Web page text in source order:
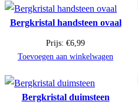
Bergkristal handsteen ovaal
Prijs: €6,99
Toevoegen aan winkelwagen
Bergkristal duimsteen